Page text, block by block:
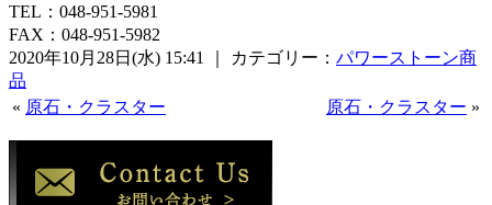
TEL：048-951-5981
FAX：048-951-5982
2020年10月28日(水) 15:41 ｜ カテゴリー： パワーストーン商
品
« 原石・クラスター 原石・クラスター »